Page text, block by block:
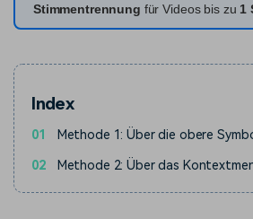
Blog
Stimmentrennung für Videos bis zu 1
Index
01 Methode 1: Über die obere
02 Methode 2: Über das